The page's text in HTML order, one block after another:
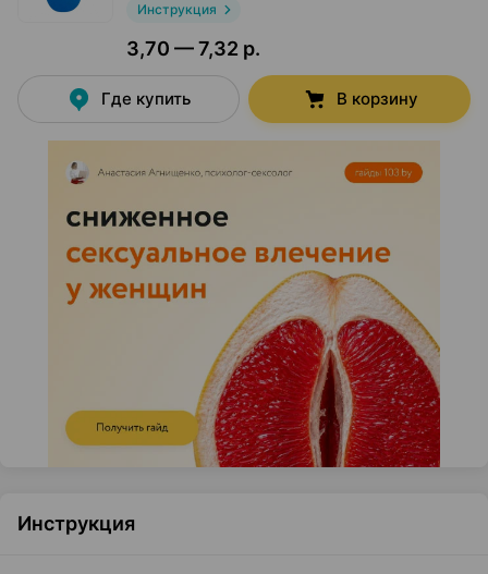
Инструкция
3,70 — 7,32 р.
Где купить В корзину
Инструкция